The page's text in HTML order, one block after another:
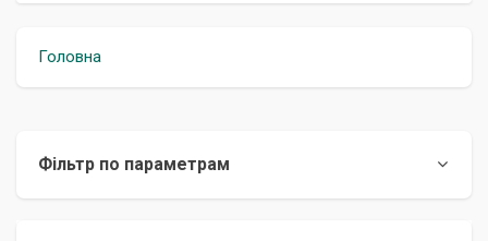
Головна
Фільтр по параметрам